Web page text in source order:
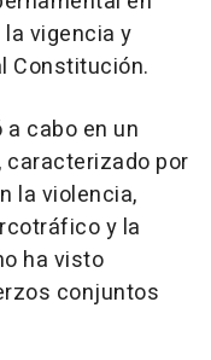
vigencia y
Constitución.
cabo en un
caracterizado por
la violencia,
y la
ha visto
conjuntos